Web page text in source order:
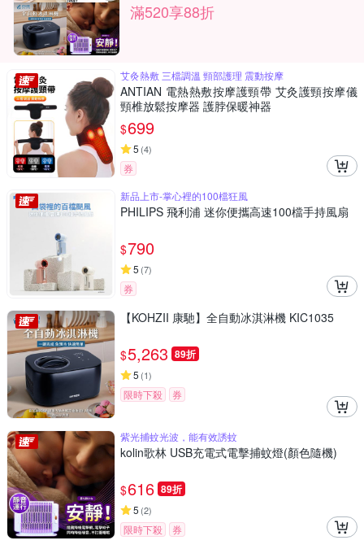
滿520享88折
艾灸熱敷 三檔調溫 頸部護理 震動按摩
ANTIAN 電熱熱敷按摩護頸帶 艾灸護頸按摩儀
頸椎放鬆按摩器 護脖保暖神器
$699
5 (4)
券
新品上市-掌心裡的100檔狂風
PHILIPS 飛利浦 迷你便攜高速100檔手持風扇
$790
5 (7)
券
【KOHZII 康馳】全自動冰淇淋機 KIC1035
$5,263 89折
5 (1)
限時下殺 券
紫光捕蚊光波，能有效誘蚊
kolin歌林 USB充電式電擊捕蚊燈(顏色隨機)
$616 89折
5 (2)
限時下殺 券